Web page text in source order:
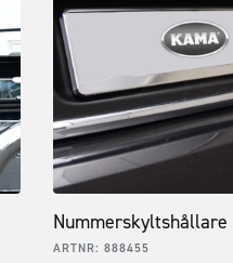
Nummerskyltshållare
ARTNR:888455